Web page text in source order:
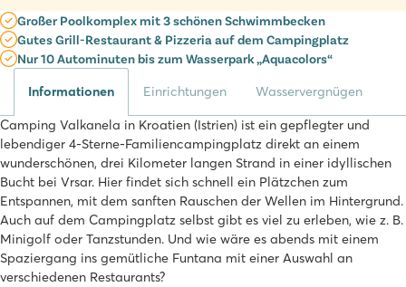
Großer Poolkomplex mit 3 schönen Schwimmbecken
Gutes Grill-Restaurant & Pizzeria auf dem Campingplatz
Nur 10 Autominuten bis zum Wasserpark „Aquacolors“
Informationen Einrichtungen Wasservergnügen
Camping Valkanela in Kroatien (Istrien) ist ein gepflegter und
lebendiger 4-Sterne-Familiencampingplatz direkt an einem
wunderschönen, drei Kilometer langen Strand in einer idyllischen
Bucht bei Vrsar. Hier findet sich schnell ein Plätzchen zum
Entspannen, mit dem sanften Rauschen der Wellen im Hintergrund.
Auch auf dem Campingplatz selbst gibt es viel zu erleben, wie z. B.
Minigolf oder Tanzstunden. Und wie wäre es abends mit einem
Spaziergang ins gemütliche Funtana mit einer Auswahl an
verschiedenen Restaurants?